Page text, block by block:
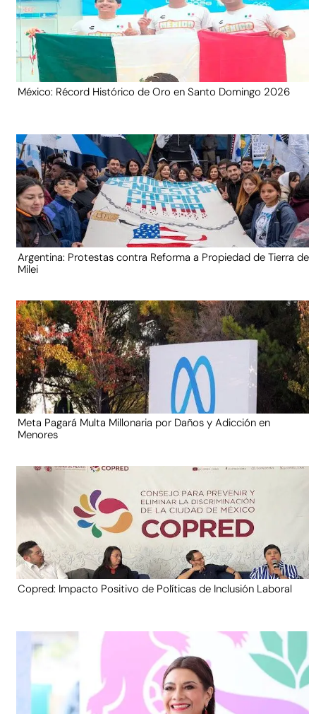
México: Récord Histórico de Oro en Santo Domingo 2026
Argentina: Protestas contra Reforma a Propiedad de Tierra de
Milei
Meta Pagará Multa Millonaria por Daños y Adicción en
Menores
Copred: Impacto Positivo de Políticas de Inclusión Laboral